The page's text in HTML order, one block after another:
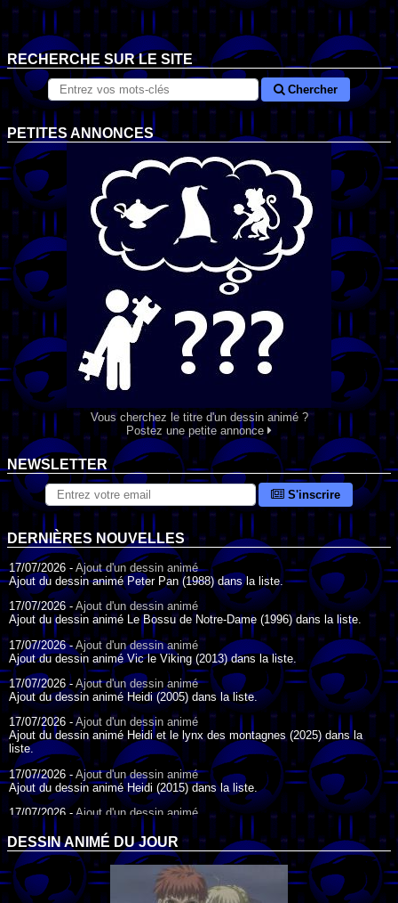
RECHERCHE SUR LE SITE
Chercher
PETITES ANNONCES
Vous cherchez le titre d'un dessin animé ?
Postez une petite annonce
NEWSLETTER
S'inscrire
DERNIÈRES NOUVELLES
17/07/2026 - Ajout d'un dessin animé
Ajout du dessin animé Peter Pan (1988) dans la liste.
17/07/2026 -Ajout d'un dessin animé
Ajout du dessin animé Le Bossu de Notre-Dame (1996) dans la liste.
17/07/2026 -Ajout d'un dessin animé
Ajout du dessin animé Vic le Viking (2013) dans la liste.
17/07/2026 - Ajout d'un dessin animé
Ajout du dessin animé Heidi (2005) dans la liste.
17/07/2026 - Ajout d'un dessin animé
Ajout du dessin animé Heidi et le lynx des montagnes (2025) dans la
liste.
17/07/2026 - Ajout d'un dessin animé
Ajout du dessin animé Heidi (2015) dans la liste.
17/07/2026 -Ajout d'un dessin animé
Ajout du dessin animé Heidi (1995) dans la liste.
09/07/2026 -Ajout d'un dessin animé
Ajout du dessin animé Genki l'Aventurier de la Chance (2006) dans la
liste.
DESSIN ANIMÉ DU JOUR